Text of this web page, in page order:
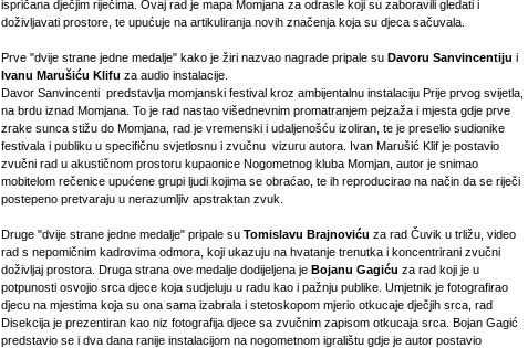
ispričana dječjim riječima. Ovaj rad je mapa Momjana za odrasle koji su zaboravili gledati i
doživljavati prostore, te upućuje na artikuliranja novih značenja koja su djeca sačuvala.
Prve "dvije strane jedne medalje" kako je žiri nazvao nagrade pripale su Davoru Sanvincentiju i
Ivanu Marušiću Klifu za audio instalacije.
Davor Sanvincenti predstavlja momjanski festival kroz ambijentalnu instalaciju Prije prvog svijetla,
na brdu iznad Momjana. To je rad nastao višednevnim promatranjem pejzaža i mjesta gdje prve
zrake sunca stižu do Momjana, rad je vremenski i udaljenošću izoliran, te je preselio sudionike
festivala i publiku u specifičnu svjetlosnu i zvučnu vizuru autora. Ivan Marušić Klif je postavio
zvučni rad u akustičnom prostoru kupaonice Nogometnog kluba Momjan, autor je snimao
mobitelom rečenice upućene grupi ljudi kojima se obraćao, te ih reproducirao na način da se riječi
postepeno pretvaraju u nerazumljiv apstraktan zvuk.
Druge "dvije strane jedne medalje" pripale su Tomislavu Brajnoviću za rad Čuvik u trližu, video
rad s nepomičnim kadrovima odmora, koji ukazuju na hvatanje trenutka i koncentrirani zvučni
doživljaj prostora. Druga strana ove medalje dodijeljena je Bojanu Gagiću za rad koji je u
potpunosti osvojio srca djece koja sudjeluju u radu kao i pažnju publike. Umjetnik je fotografirao
djecu na mjestima koja su ona sama izabrala i stetoskopom mjerio otkucaje dječjih srca, rad
Disekcija je prezentiran kao niz fotografija djece sa zvučnim zapisom otkucaja srca. Bojan Gagić
predstavio se i dva dana ranije instalacijom na nogometnom igralištu gdje je autor postavio